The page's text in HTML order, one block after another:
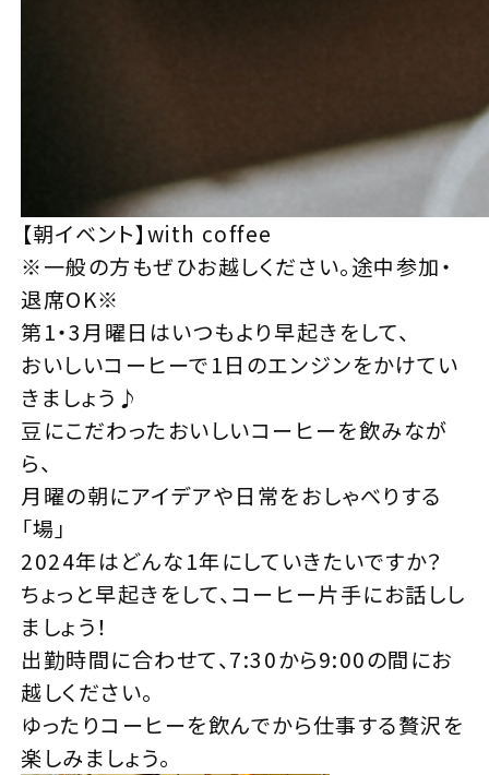
【朝イベント】with coffee
※一般の方もぜひお越しください。途中参加・
退席OK※
第1・3月曜日はいつもより早起きをして、
おいしいコーヒーで1日のエンジンをかけてい
きましょう♪
豆にこだわったおいしいコーヒーを飲みなが
ら、
月曜の朝にアイデアや日常をおしゃべりする
「場｣
2024年はどんな1年にしていきたいですか？
ちょっと早起きをして、コーヒー片手にお話しし
ましょう！
出勤時間に合わせて、7:30から9:00の間にお
越しください。
ゆったりコーヒーを飲んでから仕事する贅沢を
楽しみましょう。